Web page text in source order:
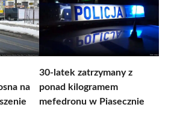
na
30-latek zatrzymany z
ponad kilogramem
mefedronu w Piasecznie